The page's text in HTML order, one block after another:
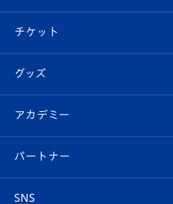
試合情報
チケット
イベント
メディア
クラブ概要
エンブレム紹介
スタッフプロフィール
マスコット紹介
はじめての観戦ガイド
Revive Team
ヴィヴィくんの長崎おもてなし
試合日程/結果
フォトギャラリー
スタジアムグルメ
チケット
チケット
V-LOVERS（ファンクラブ）
プレイヤーズスイート
グッズ
オンラインショップ
店舗情報
アカデミー
育成からのお知らせ
パートナー
SNS